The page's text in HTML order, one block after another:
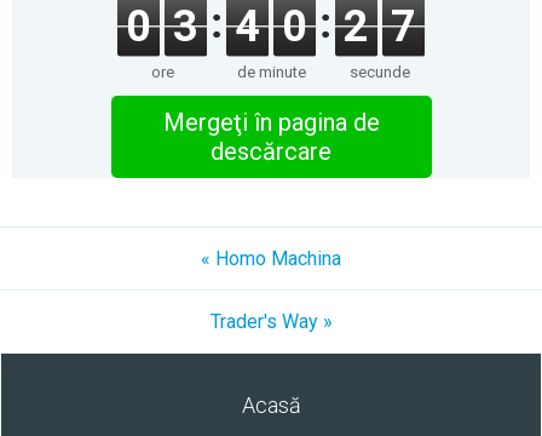
0 3
ore
4 0
de minute
2 7
secunde
Mergeţi în pagina de
descărcare
« Homo Machina
Trader's Way »
Acasă